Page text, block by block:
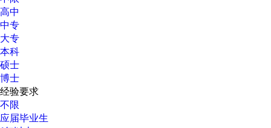
高中
中专
大专
本科
硕士
博士
经验要求
不限
应届毕业生